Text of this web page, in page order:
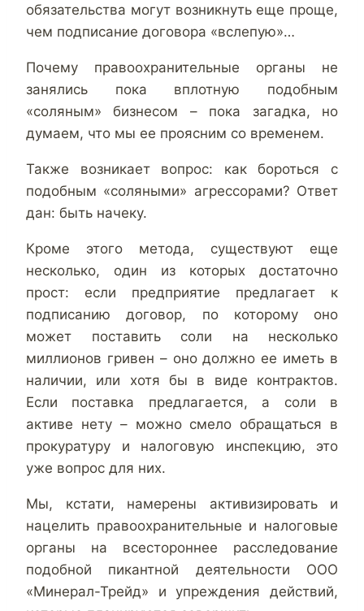
обязательства могут возникнуть еще проще,
чем подписание договора «вслепую»…
Почему правоохранительные органы не
занялись пока вплотную подобным
«соляным» бизнесом – пока загадка, но
думаем, что мы ее проясним со временем.
Также возникает вопрос: как бороться с
подобным «соляными» агрессорами? Ответ
дан: быть начеку.
Кроме этого метода, существуют еще
несколько, один из которых достаточно
прост: если предприятие предлагает к
подписанию договор, по которому оно
может поставить соли на несколько
миллионов гривен – оно должно ее иметь в
наличии, или хотя бы в виде контрактов.
Если поставка предлагается, а соли в
активе нету – можно смело обращаться в
прокуратуру и налоговую инспекцию, это
уже вопрос для них.
Мы, кстати, намерены активизировать и
нацелить правоохранительные и налоговые
органы на всестороннее расследование
подобной пикантной деятельности ООО
«Минерал-Трейд» и упреждения действий,